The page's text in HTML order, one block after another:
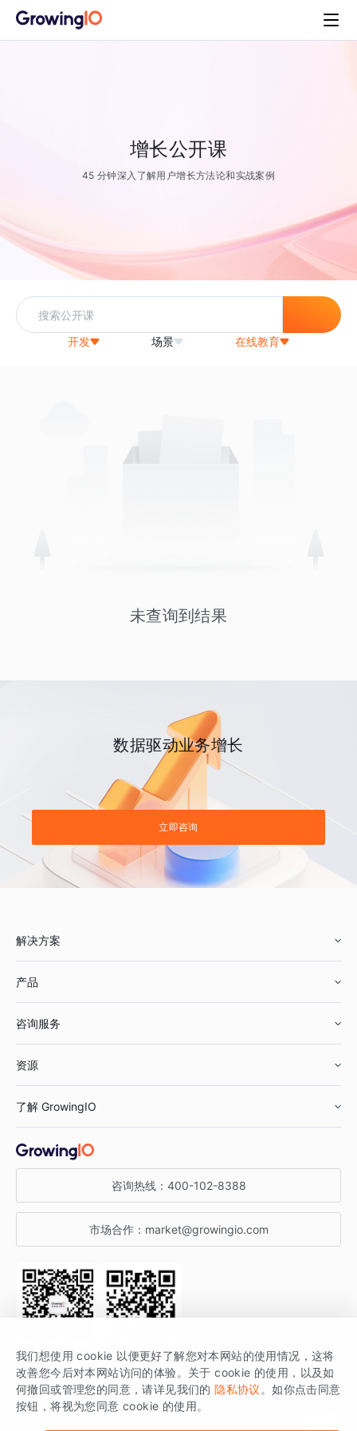
增长公开课
45 分钟深入了解用户增长方法论和实战案例
开发 场景 在线教育
未查询到结果
数据驱动业务增长
立即咨询
解决方案
鞋服行业
汽车行业
金融行业
产品
智能运营
获客分析
咨询服务
资源
增长公开课
增长博客
开发者文档
SDK 文档
场景指南
了解 GrowingIO
关于 GrowingIO
增长大会
行业活动
咨询热线： 400-102-8388
市场合作： market@growingio.com
关注公众号 获取更多干货
GrowingIO 是专注于数据智能分析与增长的品牌，核心平台为 GrowingIO
分析云。
我们想使用 cookie 以便更好了解您对本网站的使用情况，这将
改善您今后对本网站访问的体验。关于 cookie 的使用，以及如
何撤回或管理您的同意，请详见我们的 隐私协议 。如你点击同意
按钮，将视为您同意 cookie 的使用。